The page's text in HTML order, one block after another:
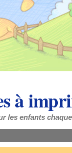
à
les enfants